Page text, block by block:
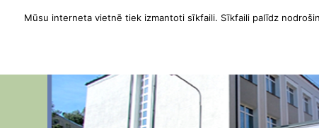
Mūsu interneta vietnē tiek izmantoti sīkfaili. Sīkfaili palīdz